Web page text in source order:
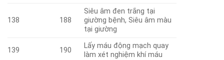
138 188
Siêu âm đen trắng tại
giường bệnh, Siêu âm màu
tại giường
139 190
Lấy máu động mạch quay
làm xét nghiệm khí máu